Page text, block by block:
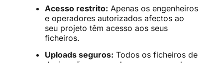
Acesso restrito: Apenas os engenheiros
e operadores autorizados afectos ao
seu projeto têm acesso aos seus
ficheiros.
Uploads seguros: Todos os ficheiros de